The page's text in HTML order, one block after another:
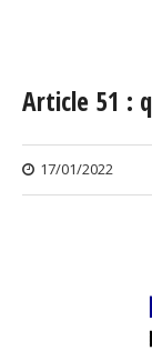
Article 51 :
17/01/2022